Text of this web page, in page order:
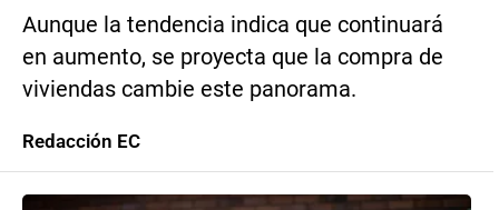
Aunque la tendencia indica que continuará
en aumento, se proyecta que la compra de
viviendas cambie este panorama.
Redacción EC